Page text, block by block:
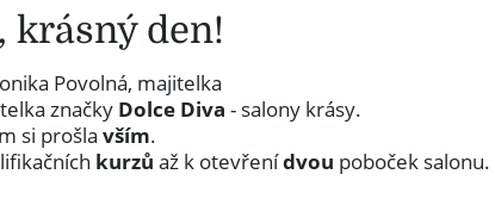
krásný den!
Povolná, majitelka
značky Dolce Diva - salony krásy.
si prošla vším.
kurzů až k otevřenídvou poboček salonu.